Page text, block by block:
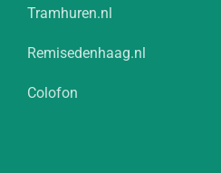
Tramhuren.nl
Remisedenhaag.nl
Colofon